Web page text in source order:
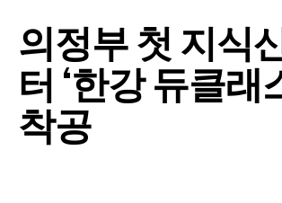
의정부 첫 지식
터 ‘한강 듀클래
착공